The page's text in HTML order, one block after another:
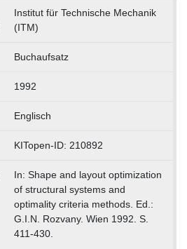
Institut für Technische Mechanik
(ITM)
Buchaufsatz
1992
Englisch
KITopen-ID: 210892
In: Shape and layout optimization
of structural systems and
optimality criteria methods. Ed.:
G.I.N. Rozvany. Wien 1992. S.
411-430.